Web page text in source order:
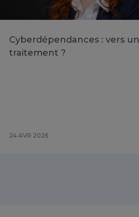
Cyberdépendances : vers un
traitement ?
24 AVR 2026